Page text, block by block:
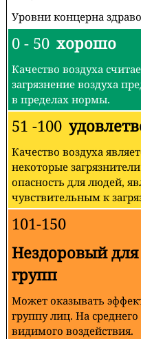
Уровни концерна
0 - 50 хорошо
Качество воздуха
загрязнение воздуха
в пределах нормы.
51 -100
Качество воздуха
некоторые
опасность для людей,
чувствительным к
101-150
Нездоровый
групп
Может оказывать
группу лиц. На
видимого воздействия.